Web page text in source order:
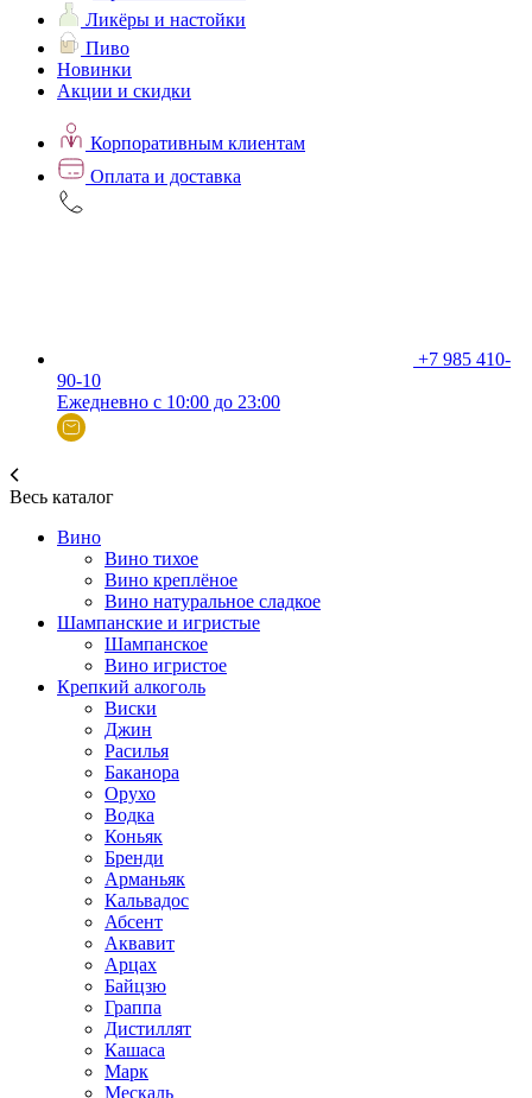
Ликёры и настойки
Пиво
Новинки
Акции и скидки
Корпоративным клиентам
Оплата и доставка
+7 985 410-
90-10
Ежедневно с 10:00 до 23:00
Весь каталог
Вино
Вино тихое
Вино креплёное
Вино натуральное сладкое
Шампанские и игристые
Шампанское
Вино игристое
Крепкий алкоголь
Виски
Джин
Расилья
Баканора
Орухо
Водка
Коньяк
Бренди
Арманьяк
Кальвадос
Абсент
Аквавит
Арцах
Байцзю
Граппа
Дистиллят
Кашаса
Марк
Мескаль